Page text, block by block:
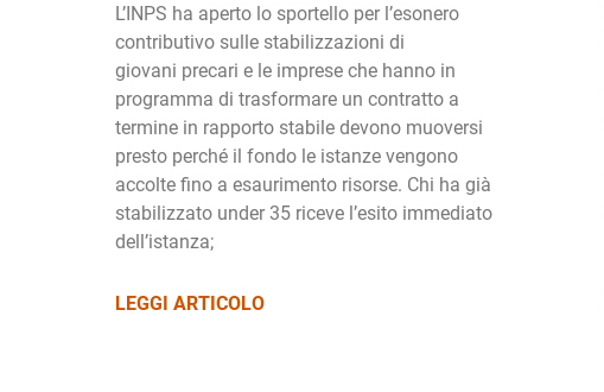
L’INPS ha aperto lo sportello per l’esonero
contributivo sulle stabilizzazioni di
giovani precari e le imprese che hanno in
programma di trasformare un contratto a
termine in rapporto stabile devono muoversi
presto perché il fondo le istanze vengono
accolte fino a esaurimento risorse. Chi ha già
stabilizzato under 35 riceve l’esito immediato
dell’istanza;
LEGGI ARTICOLO